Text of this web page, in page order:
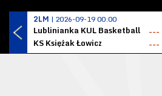
2LM | 2026-09-19 00:00
Lublinianka KUL Basketball
---
KS Księżak Łowicz
---